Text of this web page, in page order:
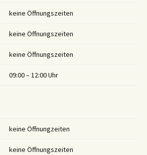
keine Öffnungszeiten
keine Öffnungszeiten
keine Öffnungszeiten
09:00 – 12:00 Uhr
keine Öffnungzeiten
keine Öffnungszeiten